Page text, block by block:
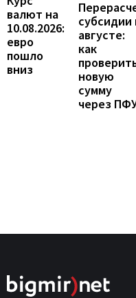
валют на
10.08.2026:
евро
пошло
вниз
субсидии
августе:
как
новую
сумму
через